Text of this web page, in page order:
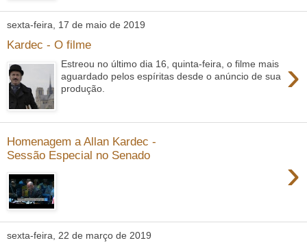
sexta-feira, 17 de maio de 2019
Kardec - O filme
›
Estreou no último dia 16, quinta-feira, o filme mais
aguardado pelos espíritas desde o anúncio de sua
produção.
Homenagem a Allan Kardec -
Sessão Especial no Senado
›
sexta-feira, 22 de março de 2019